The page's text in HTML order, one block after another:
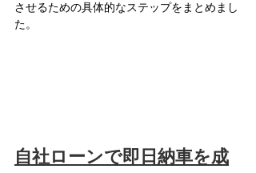
させるための具体的なステップをまとめまし
た。
自社ローンで即日納車を成